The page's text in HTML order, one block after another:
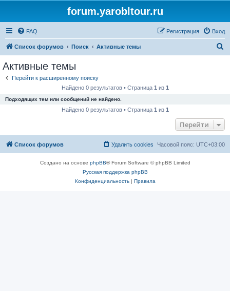
forum.yarobltour.ru
FAQ Вход
Регистрация
Список форумов Поиск Активные темы
Активные темы
Перейти к расширенному поиску
Найдено 0 результатов • Страница 1 из 1
Подходящих тем или сообщений не найдено.
Найдено 0 результатов • Страница 1 из 1
Перейти
Список форумов Часовой пояс: UTC+03:00
Удалить cookies
Создано на основе phpBB® Forum Software © phpBB Limited
Русская поддержка phpBB
Конфиденциальность| Правила